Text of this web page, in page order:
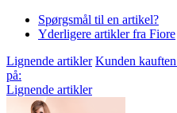
Spørgsmål til en artikel?
Yderligere artikler fra Fiore
Lignende artikler Kunden
på:
Lignende artikler